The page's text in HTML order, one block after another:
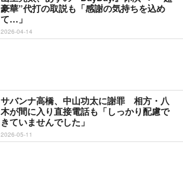
豪華”代打の取説も「感謝の気持ちを込め
て…」
2026-04-14
サバンナ高橋、中山功太に謝罪 相方・八
木が間に入り直接電話も「しっかり配慮で
きていませんでした」
2026-05-11